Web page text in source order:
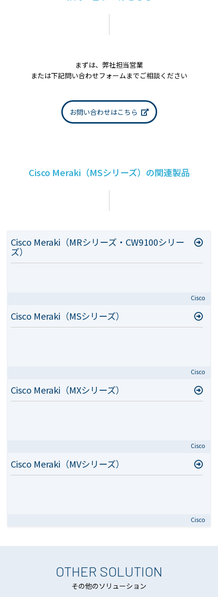
まずは、弊社担当営業
または下記問い合わせフォームまでご相談ください
お問い合わせはこちら
Cisco Meraki（MSシリーズ）の関連製品
Cisco Meraki（MRシリーズ・CW9100シリー
ズ）
Cisco
Cisco Meraki（MSシリーズ）
Cisco
Cisco Meraki（MXシリーズ）
Cisco
Cisco Meraki（MVシリーズ）
Cisco
OTHER SOLUTION
その他のソリューション